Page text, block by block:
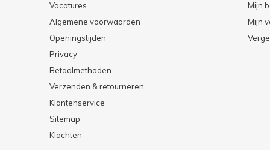
Vacatures
Algemene voorwaarden
Openingstijden
Privacy
Betaalmethoden
Verzenden & retourneren
Klantenservice
Sitemap
Klachten
Mijn
Mijn